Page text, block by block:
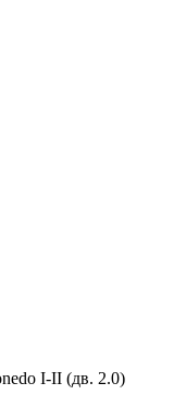
I-II (дв. 2.0)